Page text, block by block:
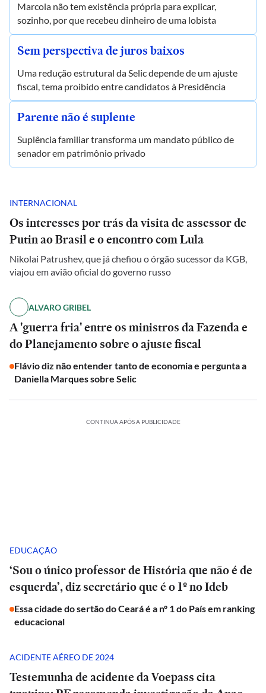
Marcola não tem existência própria para explicar,
sozinho, por que recebeu dinheiro de uma lobista
Sem perspectiva de juros baixos
Uma redução estrutural da Selic depende de um ajuste
fiscal, tema proibido entre candidatos à Presidência
Parente não é suplente
Suplência familiar transforma um mandato público de
senador em patrimônio privado
INTERNACIONAL
Os interesses por trás da visita de assessor de
Putin ao Brasil e o encontro com Lula
Nikolai Patrushev, que já chefiou o órgão sucessor da KGB,
viajou em avião oficial do governo russo
ALVARO GRIBEL
A 'guerra fria' entre os ministros da Fazenda e
do Planejamento sobre o ajuste fiscal
Flávio diz não entender tanto de economia e pergunta a
Daniella Marques sobre Selic
CONTINUA APÓS A PUBLICIDADE
EDUCAÇÃO
‘Sou o único professor de História que não é de
esquerda’, diz secretário que é o 1º no Ideb
Essa cidade do sertão do Ceará é a nº 1 do País em ranking
educacional
ACIDENTE AÉREO DE 2024
Testemunha de acidente da Voepass cita